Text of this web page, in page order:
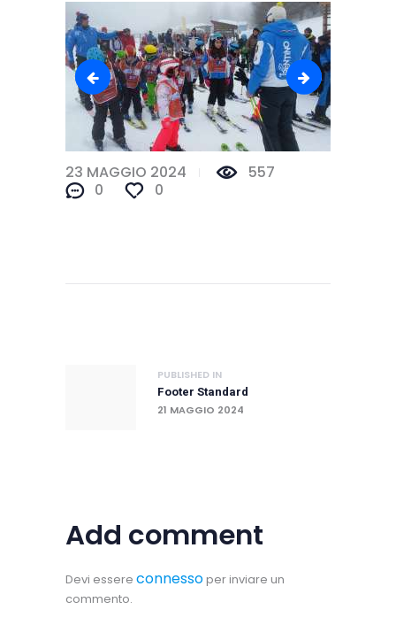
46361805095_a7871e926f_b
23 MAGGIO 2024
557
0
0
PUBLISHED IN
Footer Standard
21 MAGGIO 2024
Add comment
Devi essere connesso per inviare un
commento.